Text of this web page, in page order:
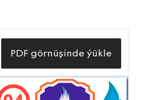
PDF görnüşinde ýükle